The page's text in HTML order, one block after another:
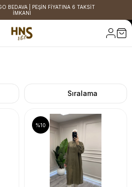
BEDAVA | PEŞİN FİYATINA 6 TAKSİT
İMKANI
Sıralama
%10